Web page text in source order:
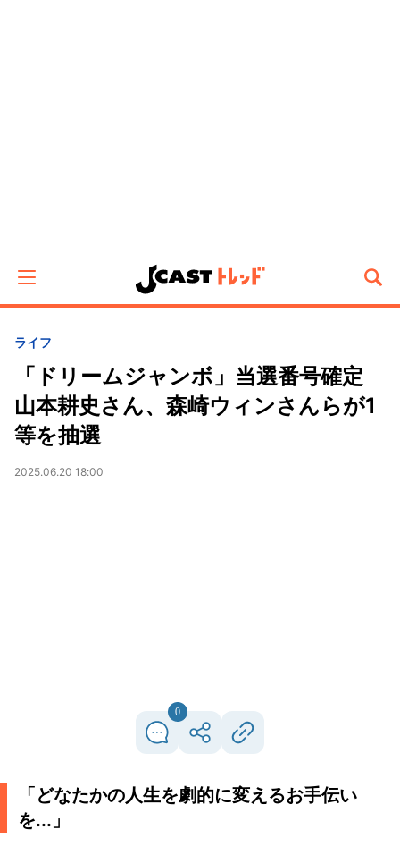
ライフ
「ドリームジャンボ」当選番号確定
山本耕史さん、森崎ウィンさんらが1
等を抽選
2025.06.20 18:00
0
「どなたかの人生を劇的に変えるお手伝い
を...」